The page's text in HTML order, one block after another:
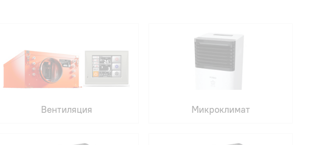
Вентиляция Микроклимат